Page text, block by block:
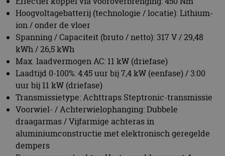
Voorwiel- / Achterwielophanging: Dubbele
draagarmas / Vijfarmige achteras in
aluminiumconstructie met elektronisch geregelde
dempers
Remmen voor / achter: Vaste remklauw met 4
zuigers / Zwevende remklauw met 1 zuiger (beide
geventileerd)
Banden voor / achter: 275/40 R22 107Y XL / 315/35
R22 115Y XL
Wielen voor / achter: 10J x 22 lichtmetaal / 11J x 22
lichtmetaal
Acceleratie 0-100 km/u: 4,5 s (4,2 s met one-foot
rollout-methode)